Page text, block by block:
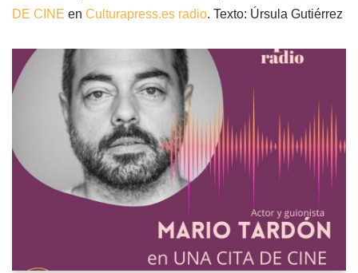
DE CINE ⁠ en ⁠Culturapress.es radio⁠. Texto: Úrsula Gutiérrez